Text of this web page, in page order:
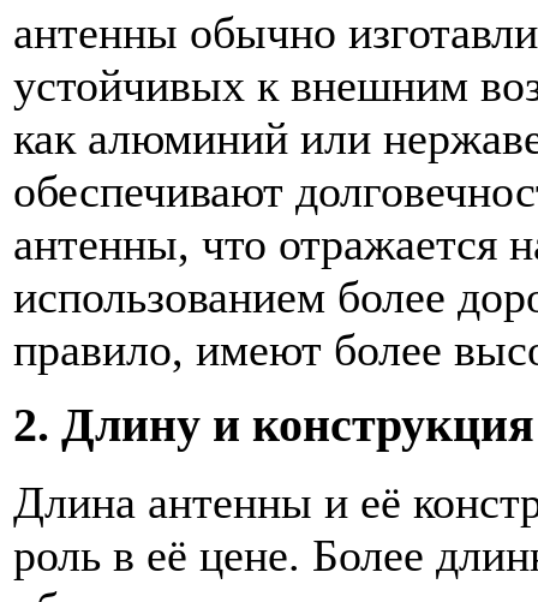
антенны обычно
устойчивых к внешним
как алюминий или
обеспечивают
антенны, что отражается
использованием более
правило, имеют более
2. Длину и
Длина антенны и её
роль в её цене. Более